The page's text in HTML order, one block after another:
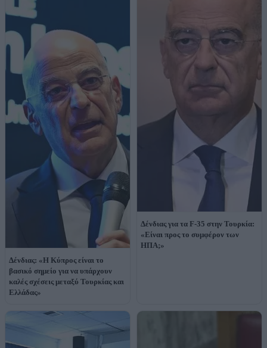
Δένδιας: «Η Κύπρος είναι το
βασικό σημείο για να υπάρχουν
καλές σχέσεις μεταξύ Τουρκίας και
Ελλάδας»
Δένδιας για τα F-35 στην Τουρκία:
«Είναι προς το συμφέρον των
ΗΠΑ;»